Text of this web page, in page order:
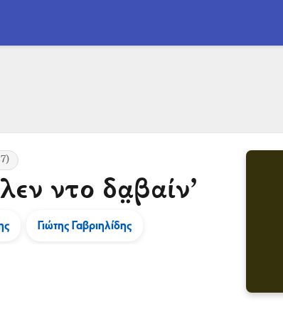
ντο δα̤βαίν’
Γιώτης Γαβριηλίδης